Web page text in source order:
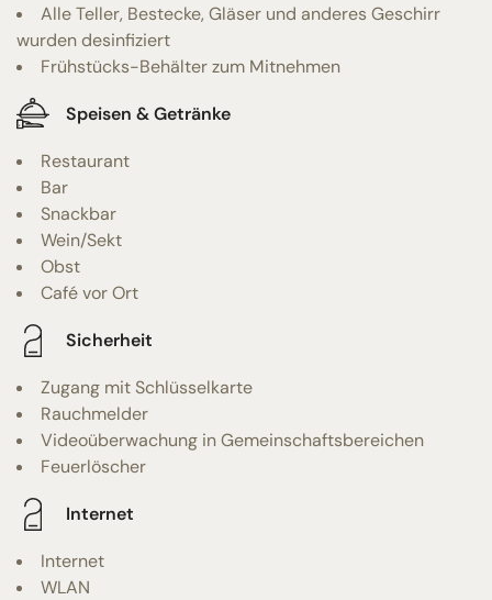
Alle Teller, Bestecke, Gläser und anderes Geschirr
wurden desinfiziert
Frühstücks-Behälter zum Mitnehmen
Speisen & Getränke
Restaurant
Bar
Snackbar
Wein/Sekt
Obst
Café vor Ort
Sicherheit
Zugang mit Schlüsselkarte
Rauchmelder
Videoüberwachung in Gemeinschaftsbereichen
Feuerlöscher
Internet
Internet
WLAN